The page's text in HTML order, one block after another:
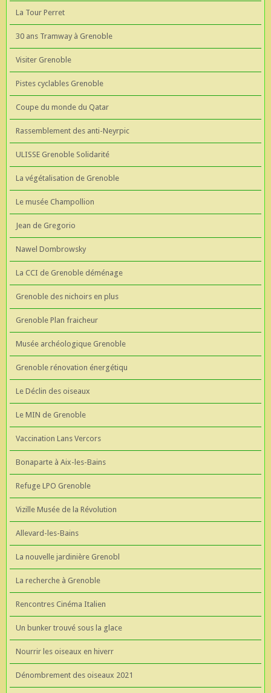
La Tour Perret
30 ans Tramway à Grenoble
Visiter Grenoble
Pistes cyclables Grenoble
Coupe du monde du Qatar
Rassemblement des anti-Neyrpic
ULISSE Grenoble Solidarité
La végétalisation de Grenoble
Le musée Champollion
Jean de Gregorio
Nawel Dombrowsky
La CCI de Grenoble déménage
Grenoble des nichoirs en plus
Grenoble Plan fraicheur
Musée archéologique Grenoble
Grenoble rénovation énergétiqu
Le Déclin des oiseaux
Le MIN de Grenoble
Vaccination Lans Vercors
Bonaparte à Aix-les-Bains
Refuge LPO Grenoble
Vizille Musée de la Révolution
Allevard-les-Bains
La nouvelle jardinière Grenobl
La recherche à Grenoble
Rencontres Cinéma Italien
Un bunker trouvé sous la glace
Nourrir les oiseaux en hiverr
Dénombrement des oiseaux 2021